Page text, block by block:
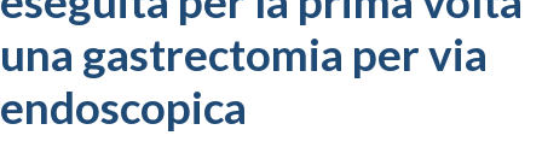
una gastrectomia per via
endoscopica